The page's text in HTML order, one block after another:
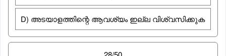
D) അടയാളത്തിന്റെ ആവശ്യം ഇല്ല വിശ്വസിക്കുക